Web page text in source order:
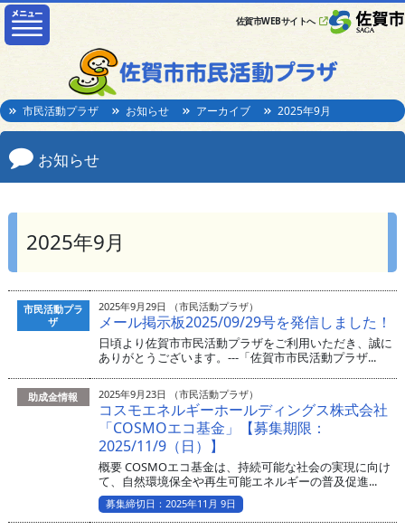
佐賀市WEBサイトへ
市民活動プラザ お知らせ アーカイブ 2025年9月
お知らせ
2025年9月
市民活動プラ
ザ
2025年9月29日 （市民活動プラザ）
メール掲示板2025/09/29号を発信しました！
日頃より佐賀市市民活動プラザをご利用いただき、誠に
ありがとうございます。---「佐賀市市民活動プラザ...
助成金情報 2025年9月23日 （市民活動プラザ）
コスモエネルギーホールディングス株式会社
「COSMOエコ基金」【募集期限：
2025/11/9（日）】
概要 COSMOエコ基金は、持続可能な社会の実現に向け
て、自然環境保全や再生可能エネルギーの普及促進...
募集締切日：2025年11月 9日